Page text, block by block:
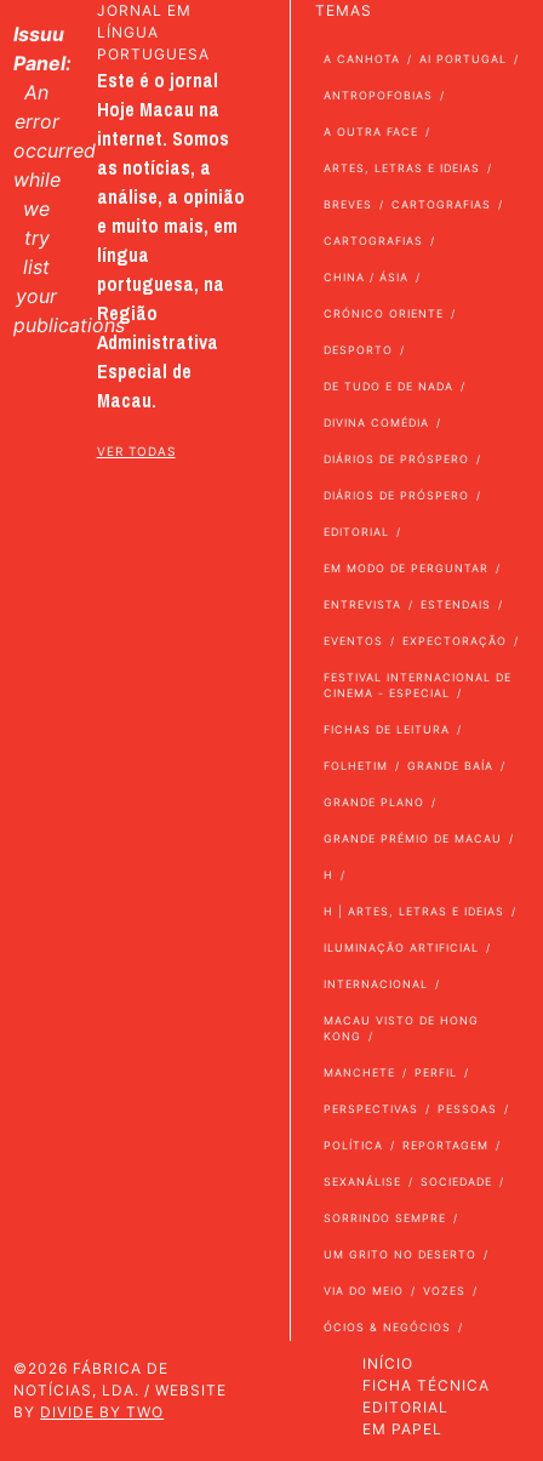
Issuu
Panel:
An
error
occurred
while
we
try
list
your
publications
JORNAL EM
LÍNGUA
PORTUGUESA
Este é o jornal
Hoje Macau na
internet. Somos
as notícias, a
análise, a opinião
e muito mais, em
língua
portuguesa, na
Região
Administrativa
Especial de
Macau.
VER TODAS
TEMAS
A CANHOTA AI PORTUGAL
ANTROPOFOBIAS
A OUTRA FACE
ARTES, LETRAS E IDEIAS
BREVES CARTOGRAFIAS
CARTOGRAFIAS
CHINA / ÁSIA
CRÓNICO ORIENTE
DESPORTO
DE TUDO E DE NADA
DIVINA COMÉDIA
DIÁRIOS DE PRÓSPERO
DIÁRIOS DE PRÓSPERO
EDITORIAL
EM MODO DE PERGUNTAR
ENTREVISTA ESTENDAIS
EVENTOS EXPECTORAÇÃO
FESTIVAL INTERNACIONAL DE
CINEMA - ESPECIAL
FICHAS DE LEITURA
FOLHETIM GRANDE BAÍA
GRANDE PLANO
GRANDE PRÉMIO DE MACAU
H
H | ARTES, LETRAS E IDEIAS
ILUMINAÇÃO ARTIFICIAL
INTERNACIONAL
MACAU VISTO DE HONG
KONG
MANCHETE PERFIL
PERSPECTIVAS PESSOAS
POLÍTICA REPORTAGEM
SEXANÁLISE SOCIEDADE
SORRINDO SEMPRE
UM GRITO NO DESERTO
VIA DO MEIO VOZES
ÓCIOS & NEGÓCIOS
©2026 FÁBRICA DE
NOTÍCIAS, LDA. / WEBSITE
BY DIVIDE BY TWO
INÍCIO
FICHA TÉCNICA
EDITORIAL
EM PAPEL